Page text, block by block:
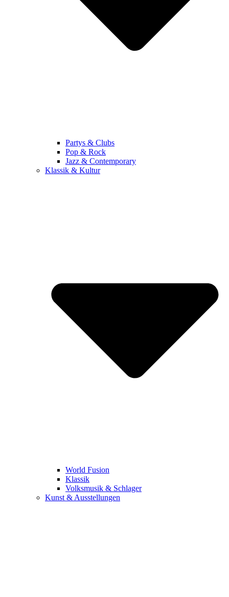
Partys & Clubs
Pop & Rock
Jazz & Contemporary
Klassik & Kultur
World Fusion
Klassik
Volksmusik & Schlager
Kunst & Ausstellungen